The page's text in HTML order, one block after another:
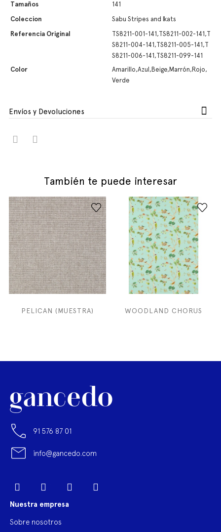
Tamaños
141
Coleccion
Sabu Stripes and Ikats
Referencia Original
TS8211-001-141,TS8211-002-141,T
S8211-004-141,TS8211-005-141,T
S8211-006-141,TS8211-099-141
Color
Amarillo,Azul,Beige,Marrón,Rojo,
Verde
Envíos y Devoluciones
También te puede interesar
PELICAN (MUESTRA) WOODLAND CHORUS
91 576 87 01
info@gancedo.com
Facebook YouTube Pinterest
Nuestra empresa
Sobre nosotros